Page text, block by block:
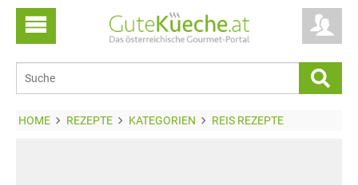
HOME REZEPTE KATEGORIEN REIS REZEPTE